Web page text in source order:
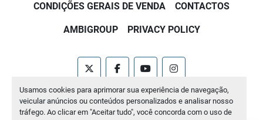
Usamos cookies para aprimorar sua experiência de navegação,
veicular anúncios ou conteúdos personalizados e analisar nosso
tráfego. Ao clicar em "Aceitar tudo", você concorda com o uso de
CONDIÇÕES GERAIS DE VENDA CONTACTOS
AMBIGROUP PRIVACY POLICY
twitter facebookyoutubeinstagram
Machinio Systemwebsite porMachinio
Manage Cookies